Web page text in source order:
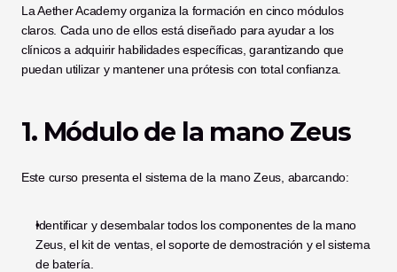
La Aether Academy organiza la formación en cinco módulos
claros. Cada uno de ellos está diseñado para ayudar a los
clínicos a adquirir habilidades específicas, garantizando que
puedan utilizar y mantener una prótesis con total confianza.
1. Módulo de la mano Zeus
Este curso presenta el sistema de la mano Zeus, abarcando:
Identificar y desembalar todos los componentes de la mano
Zeus, el kit de ventas, el soporte de demostración y el sistema
de batería.